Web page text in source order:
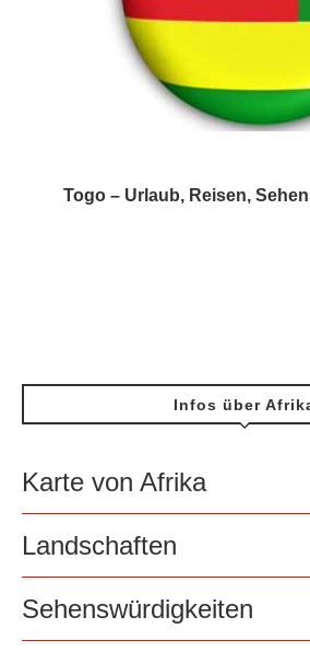
Togo – Urlaub, Reisen,
Infos über
Karte von Afrika
Landschaften
Sehenswürdigkeiten